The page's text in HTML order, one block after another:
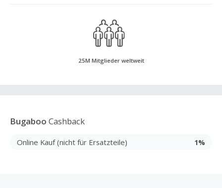
25M Mitglieder weltweit
Bugaboo Cashback
Online Kauf (nicht für Ersatzteile) 1%